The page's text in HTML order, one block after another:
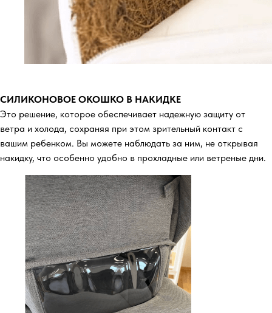
СИЛИКОНОВОЕ ОКОШКО В НАКИДКЕ
Это решение, которое обеспечивает надежную защиту от
ветра и холода, сохраняя при этом зрительный контакт с
вашим ребенком. Вы можете наблюдать за ним, не открывая
накидку, что особенно удобно в прохладные или ветреные дни.